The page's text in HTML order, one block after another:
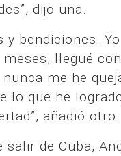
dijo una.
y bendiciones.
llegué
me he
lo que he
añadió otro.
salir de Cuba,